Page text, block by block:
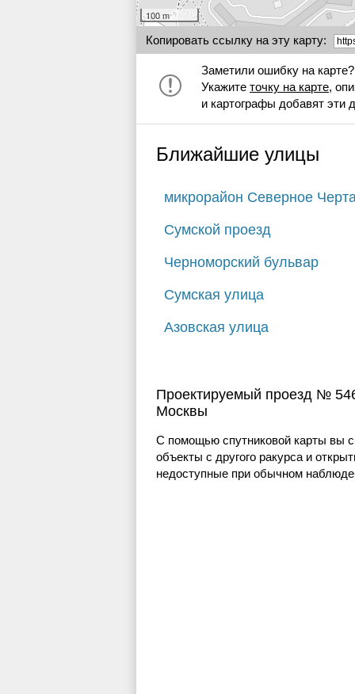
100 m
Копировать ссылку на эту карту:
Заметили ошибку на карте?
Укажите точку на карте,
и картографы добавят эти
Ближайшие улицы
микрорайон Северное
Сумской проезд
Черноморский бульвар
Сумская улица
Азовская улица
Проектируемый проезд №
Москвы
С помощью спутниковой карты вы
объекты с другого ракурса и
недоступные при обычном